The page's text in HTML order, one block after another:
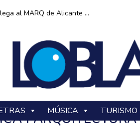
al MARQ de Alicante ...
MÚSICA TURISMO
I